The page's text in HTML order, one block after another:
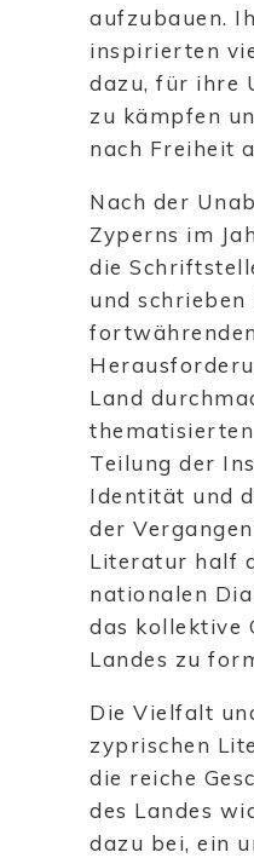
aufzubauen.
inspirierten
dazu, für ihre
zu kämpfen
nach Freiheit
Nach der
Zyperns im
die
und schrieben
Land
Teilung der
Identität und
der
Literatur half
nationalen
das kollektive
Landes zu
Die Vielfalt
zyprischen
die reiche
des Landes
dazu bei, ein